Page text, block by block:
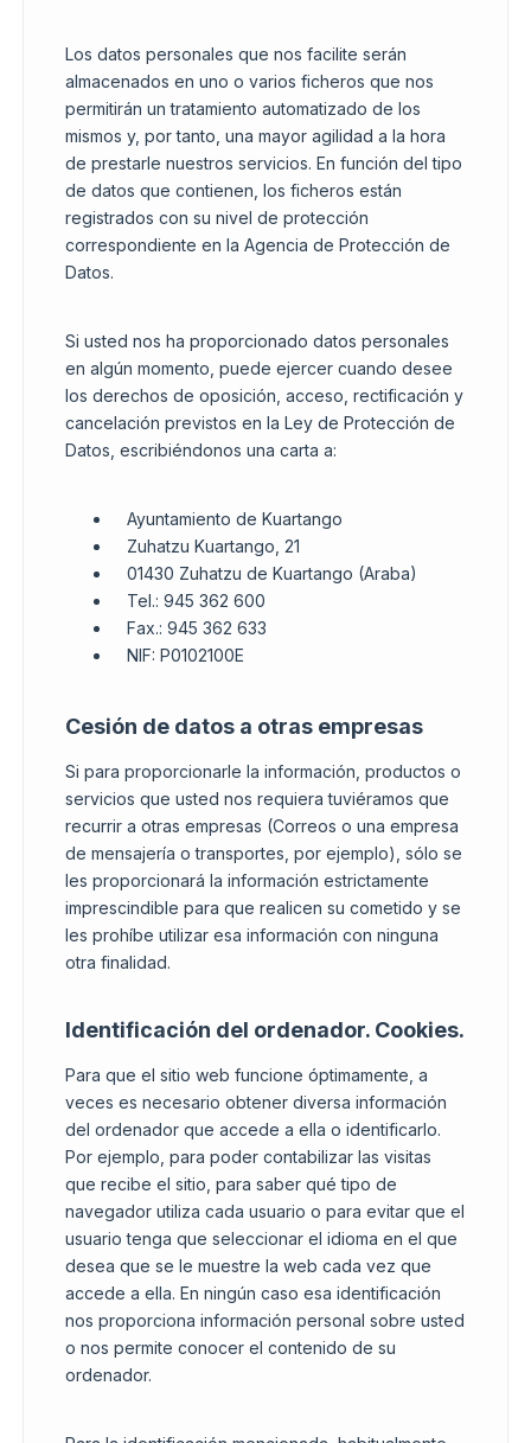
Los datos personales que nos facilite serán
almacenados en uno o varios ficheros que nos
permitirán un tratamiento automatizado de los
mismos y, por tanto, una mayor agilidad a la hora
de prestarle nuestros servicios. En función del tipo
de datos que contienen, los ficheros están
registrados con su nivel de protección
correspondiente en la Agencia de Protección de
Datos.
Si usted nos ha proporcionado datos personales
en algún momento, puede ejercer cuando desee
los derechos de oposición, acceso, rectificación y
cancelación previstos en la Ley de Protección de
Datos, escribiéndonos una carta a:
Ayuntamiento de Kuartango
Zuhatzu Kuartango, 21
01430 Zuhatzu de Kuartango (Araba)
Tel.: 945 362 600
Fax.: 945 362 633
NIF: P0102100E
Cesión de datos a otras empresas
Si para proporcionarle la información, productos o
servicios que usted nos requiera tuviéramos que
recurrir a otras empresas (Correos o una empresa
de mensajería o transportes, por ejemplo), sólo se
les proporcionará la información estrictamente
imprescindible para que realicen su cometido y se
les prohíbe utilizar esa información con ninguna
otra finalidad.
Identificación del ordenador. Cookies.
Para que el sitio web funcione óptimamente, a
veces es necesario obtener diversa información
del ordenador que accede a ella o identificarlo.
Por ejemplo, para poder contabilizar las visitas
que recibe el sitio, para saber qué tipo de
navegador utiliza cada usuario o para evitar que el
usuario tenga que seleccionar el idioma en el que
desea que se le muestre la web cada vez que
accede a ella. En ningún caso esa identificación
nos proporciona información personal sobre usted
o nos permite conocer el contenido de su
ordenador.